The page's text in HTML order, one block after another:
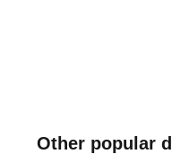
Other popular